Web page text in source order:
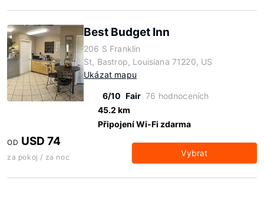
Best Budget Inn
206 S Franklin
St, Bastrop, Louisiana 71220, US
Ukázat mapu
6/10 Fair 76 hodnoceních
45.2 km
Připojení Wi-Fi zdarma
OD USD 74
za pokoj / za noc Vybrat